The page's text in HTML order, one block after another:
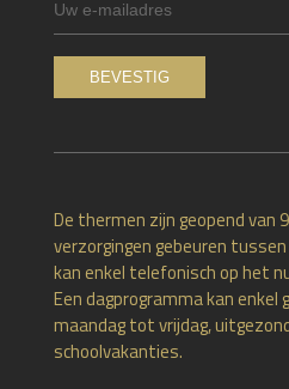
De thermen zijn geopend van
verzorgingen gebeuren
kan enkel telefonisch op het
Een dagprogramma kan enkel
maandag tot vrijdag,
schoolvakanties.